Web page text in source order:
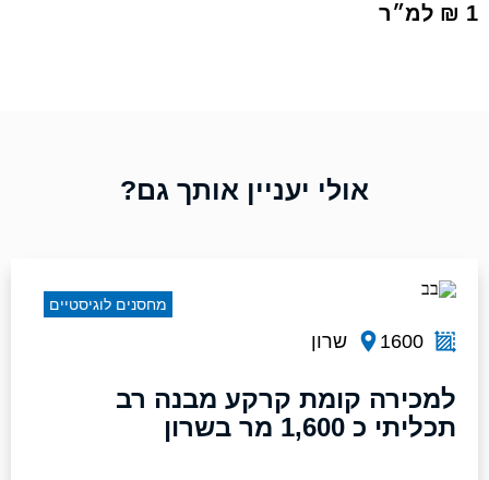
1 ₪ למ״ר
אולי יעניין אותך גם?
1600 שרון
למכירה קומת קרקע מבנה רב
תכליתי כ 1,600 מר בשרון
מחסנים לוגיסטיים